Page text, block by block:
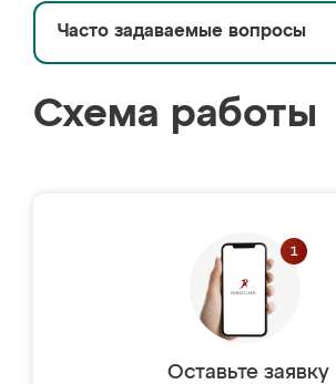
Часто задаваемые вопросы
Схема работы
Оставьте заявку